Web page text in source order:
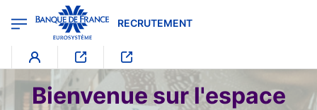
Aller au contenu principal
RECRUTEMENT - Menu Principal
RECRUTEMENT
Image
Bienvenue sur l'espace